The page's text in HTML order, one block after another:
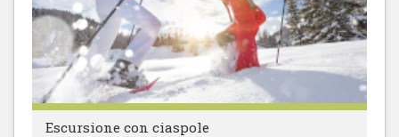
Escursione con ciaspole